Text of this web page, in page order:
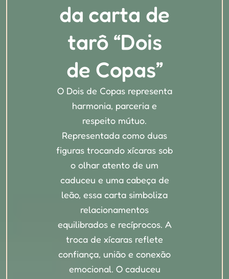
da carta de
tarô “Dois
de Copas”
O Dois de Copas representa
harmonia, parceria e
respeito mútuo.
Representada como duas
figuras trocando xícaras sob
o olhar atento de um
caduceu e uma cabeça de
leão, essa carta simboliza
relacionamentos
equilibrados e recíprocos. A
troca de xícaras reflete
confiança, união e conexão
emocional. O caduceu